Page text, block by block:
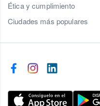
Ética y cumplimiento
Ciudades más populares